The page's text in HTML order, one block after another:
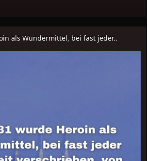
als Wundermittel, bei fast jeder..